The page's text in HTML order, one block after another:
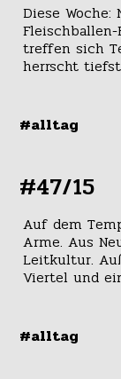
Diese
treffen sich
herrscht
#alltag
#47/15
Auf dem
Arme. Aus
Leitkultur.
Viertel und
#alltag